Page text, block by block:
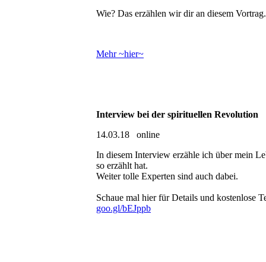
Wie? Das erzählen wir dir an diesem
Mehr ~hier~
Interview bei der spirituellen Revolution
14.03.18 online
In diesem Interview erzähle ich über mein
so erzählt hat.
Weiter tolle Experten sind auch dabei.
Schaue mal hier für Details und kostenlose
goo.gl/bEJppb